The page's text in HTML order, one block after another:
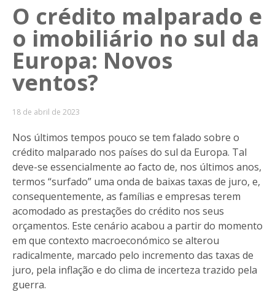
O crédito malparado e
o imobiliário no sul da
Europa: Novos
ventos?
18 de abril de 2023
Nos últimos tempos pouco se tem falado sobre o
crédito malparado nos países do sul da Europa. Tal
deve-se essencialmente ao facto de, nos últimos anos,
termos “surfado” uma onda de baixas taxas de juro, e,
consequentemente, as famílias e empresas terem
acomodado as prestações do crédito nos seus
orçamentos. Este cenário acabou a partir do momento
em que contexto macroeconómico se alterou
radicalmente, marcado pelo incremento das taxas de
juro, pela inflação e do clima de incerteza trazido pela
guerra.